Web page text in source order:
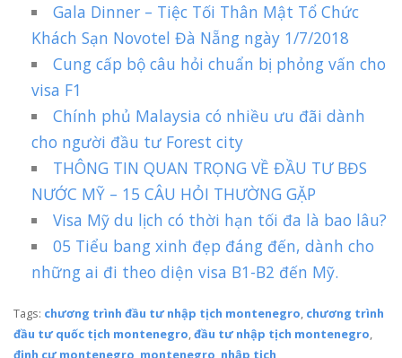
Gala Dinner – Tiệc Tối Thân Mật Tổ Chức
Khách Sạn Novotel Đà Nẵng ngày 1/7/2018
Cung cấp bộ câu hỏi chuẩn bị phỏng vấn cho
visa F1
Chính phủ Malaysia có nhiều ưu đãi dành
cho người đầu tư Forest city
THÔNG TIN QUAN TRỌNG VỀ ĐẦU TƯ BĐS
NƯỚC MỸ – 15 CÂU HỎI THƯỜNG GẶP
Visa Mỹ du lịch có thời hạn tối đa là bao lâu?
05 Tiểu bang xinh đẹp đáng đến, dành cho
những ai đi theo diện visa B1-B2 đến Mỹ.
Tags: chương trình đầu tư nhập tịch montenegro, chương trình
đầu tư quốc tịch montenegro,đầu tư nhập tịch montenegro,
định cư montenegro montenegro nhập tịch